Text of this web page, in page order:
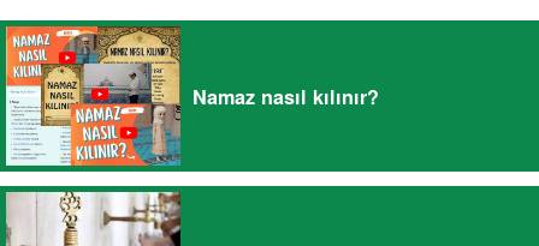
Namaz nasıl kılınır?